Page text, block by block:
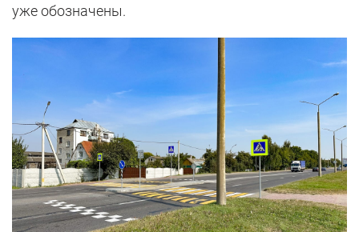
уже обозначены.